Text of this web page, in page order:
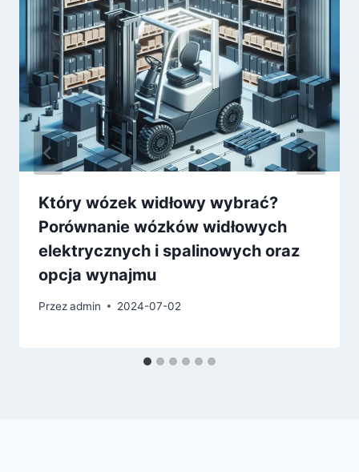
Który wózek widłowy wybrać?
Porównanie wózków widłowych
elektrycznych i spalinowych oraz
opcja wynajmu
Przezadmin 2024-07-02